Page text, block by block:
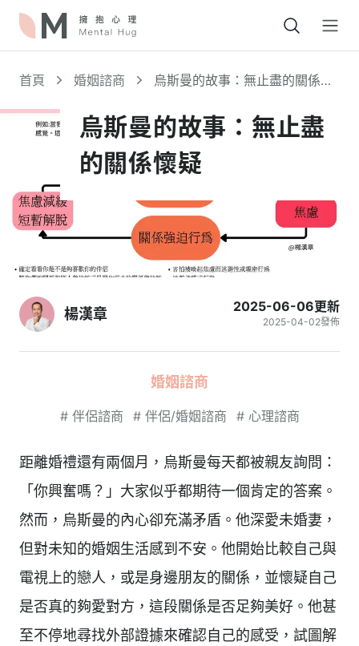
首頁 婚姻諮商
烏斯曼的故事：無止盡的關係懷
烏斯曼的故事：無止盡
的關係懷疑
楊漢章 2025-06-06更新
2025-04-02發佈
婚姻諮商
# 伴侶諮商 # 伴侶/婚姻諮商 # 心理諮商
距離婚禮還有兩個月，烏斯曼每天都被親友詢問：
「你興奮嗎？」大家似乎都期待一個肯定的答案。
然而，烏斯曼的內心卻充滿矛盾。他深愛未婚妻，
但對未知的婚姻生活感到不安。他開始比較自己與
電視上的戀人，或是身邊朋友的關係，並懷疑自己
是否真的夠愛對方，這段關係是否足夠美好。他甚
至不停地尋找外部證據來確認自己的感受，試圖解